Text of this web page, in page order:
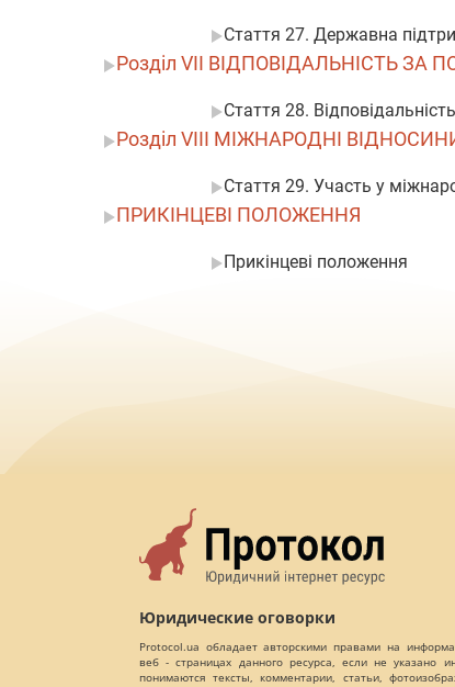
Стаття 27. Державна
Розділ VII ВІДПОВІДАЛЬНІСТЬ
Стаття 28.
Розділ VIII МІЖНАРОДНІ
Стаття 29. Участь у
ПРИКІНЦЕВІ ПОЛОЖЕННЯ
Прикінцеві положення
Юридические оговорки
Protocol.ua обладает авторскими правами на
веб - страницах данного ресурса, если не указано
понимаются тексты, комментарии, статьи,